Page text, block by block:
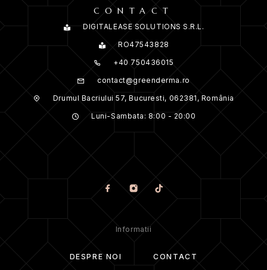
CONTACT
DIGITALEASE SOLUTIONS S.R.L.
RO47543828
+40 750436015
contact@greenderma.ro
Drumul Bacriului 57, Bucuresti, 062381, România
Luni-Sambata: 8:00 - 20:00
Informatii
DESPRE NOI CONTACT